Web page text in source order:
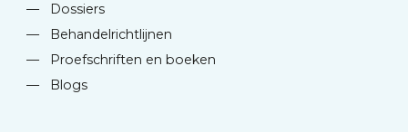
—
Dossiers
—
Behandelrichtlijnen
—
Proefschriften en boeken
—
Blogs